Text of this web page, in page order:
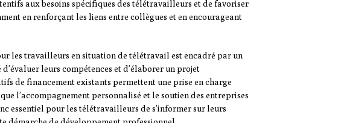
aux besoins spécifiques des télétravailleurs et de favoriser
en renforçant les liens entre collègues et en encourageant
les travailleurs en situation de télétravail est encadré par un
leurs compétences et d’élaborer un projet
de financement existants permettent une prise en charge
l’accompagnement personnalisé et le soutien des entreprises
essentiel pour les télétravailleurs de s’informer sur leurs